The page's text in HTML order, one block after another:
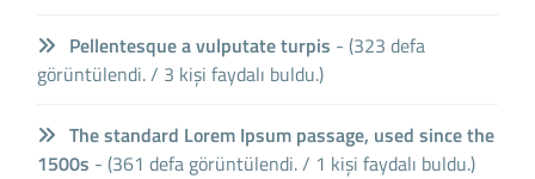
Pellentesque a vulputate turpis - (323 defa
görüntülendi. / 3 kişi faydalı buldu.)
The standard Lorem Ipsum passage, used since the
1500s - (361 defa görüntülendi. / 1 kişi faydalı buldu.)